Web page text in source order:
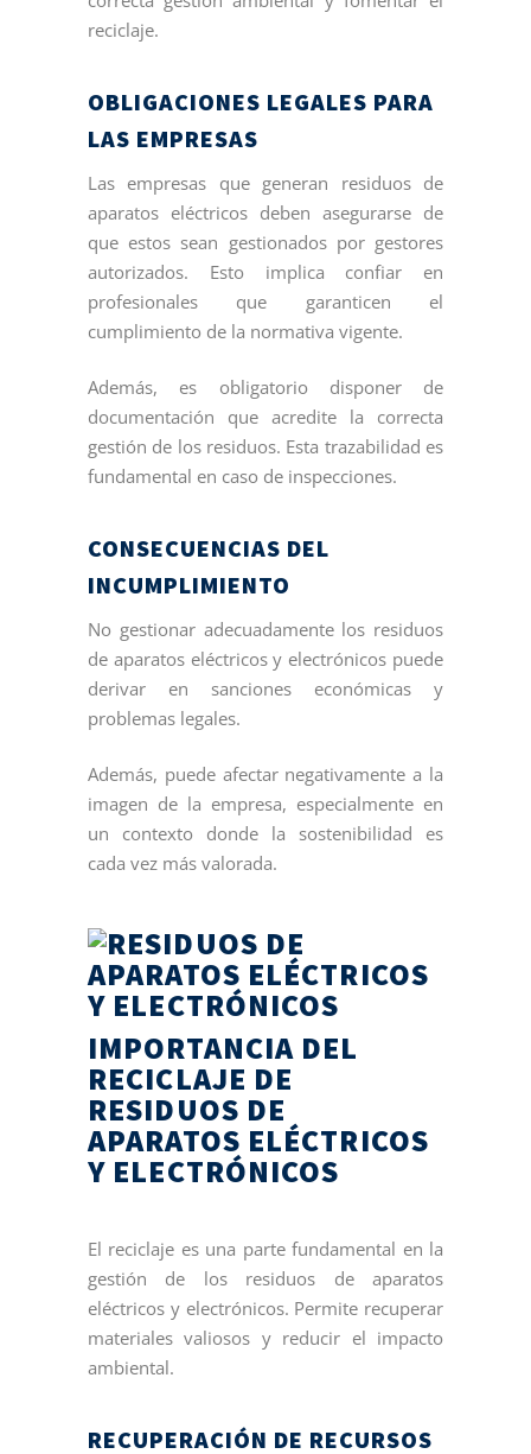
reciclaje.
OBLIGACIONES LEGALES PARA
LAS EMPRESAS
Las empresas que generan residuos de
aparatos eléctricos deben asegurarse de
que estos sean gestionados por gestores
autorizados. Esto implica confiar en
profesionales que garanticen el
cumplimiento de la normativa vigente.
Además, es obligatorio disponer de
documentación que acredite la correcta
gestión de los residuos. Esta trazabilidad es
fundamental en caso de inspecciones.
CONSECUENCIAS DEL
INCUMPLIMIENTO
No gestionar adecuadamente los residuos
de aparatos eléctricos y electrónicos puede
derivar en sanciones económicas y
problemas legales.
Además, puede afectar negativamente a la
imagen de la empresa, especialmente en
un contexto donde la sostenibilidad es
cada vez más valorada.
IMPORTANCIA DEL
RECICLAJE DE
RESIDUOS DE
APARATOS ELÉCTRICOS
Y ELECTRÓNICOS
El reciclaje es una parte fundamental en la
gestión de los residuos de aparatos
eléctricos y electrónicos. Permite recuperar
materiales valiosos y reducir el impacto
ambiental.
RECUPERACIÓN DE RECURSOS